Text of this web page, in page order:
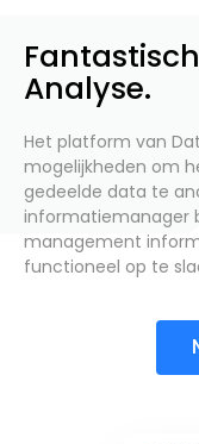
Analyse.
Het platform van
mogelijkheden om
gedeelde data te
informatiemanager
management
functioneel op te